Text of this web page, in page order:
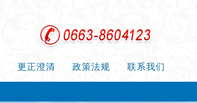
更正澄清 政策法规 联系我们